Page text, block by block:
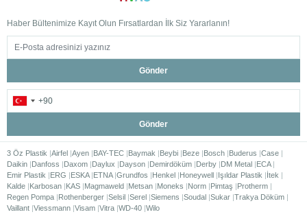
Haber Bültenimize Kayıt Olun Fırsatlardan İlk Siz Yararlanın!
Gönder
Gönder
3 Öz Plastik Airfel Ayen BAY-TEC Baymak Beybi Beze Bosch Buderus Case
Daikin Danfoss Daxom Daylux Dayson Demirdöküm Derby DM Metal ECA
Emir Plastik
ERG ESKA ETNA Grundfos Henkel Honeywell Işıldar Plastik
İtek
Kalde Karbosan KAS Magmaweld Metsan Moneks Norm Pimtaş
Protherm
Regen Pompa Rothenberger Selsil Serel Siemens Soudal Sukar Trakya Döküm
Vaillant Viessmann Visam Vitra WD-40 Wilo